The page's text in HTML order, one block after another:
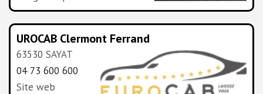
UROCAB Clermont Ferrand
63530 SAYAT
04 73 600 600
Site web